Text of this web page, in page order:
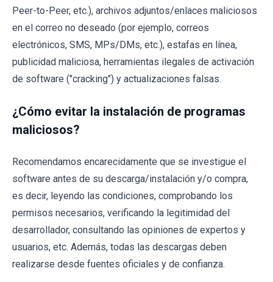
Peer-to-Peer, etc.), archivos adjuntos/enlaces maliciosos
en el correo no deseado (por ejemplo, correos
electrónicos, SMS, MPs/DMs, etc.), estafas en línea,
publicidad maliciosa, herramientas ilegales de activación
de software ("cracking") y actualizaciones falsas.
¿Cómo evitar la instalación de programas
maliciosos?
Recomendamos encarecidamente que se investigue el
software antes de su descarga/instalación y/o compra,
es decir, leyendo las condiciones, comprobando los
permisos necesarios, verificando la legitimidad del
desarrollador, consultando las opiniones de expertos y
usuarios, etc. Además, todas las descargas deben
realizarse desde fuentes oficiales y de confianza.